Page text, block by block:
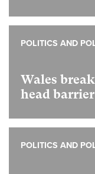
Wales
head barrier
POLITICS AND
POLITICS AND